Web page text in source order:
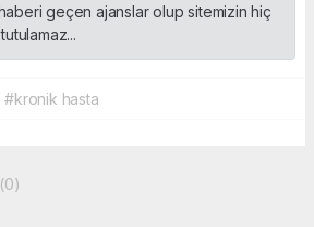
geçen ajanslar olup sitemizin hiç
#kronik hasta
(0)